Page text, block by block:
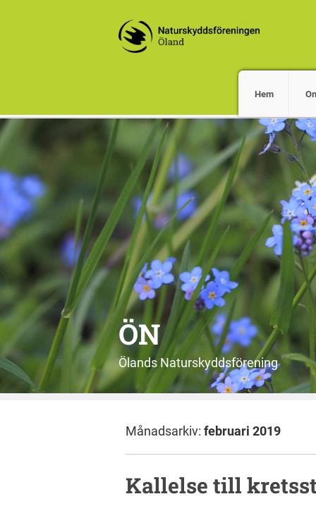
Hem
ÖN
Ölands Naturskyddsförening
Månadsarkiv: februari 2019
Kallelse till